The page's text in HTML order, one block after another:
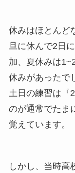
休みはほとんど
旦に休んで2日
加、夏休みは
休みがあったで
土日の練習は『
のが通常でたま
覚えています。
しかし、当時高